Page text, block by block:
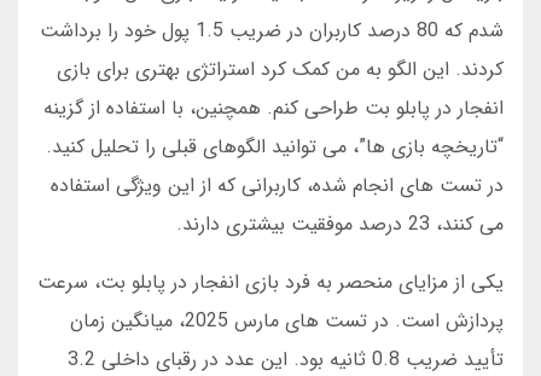
شدم که 80 درصد کاربران در ضریب 1.5 پول خود را برداشت
کردند. این الگو به من کمک کرد استراتژی بهتری برای بازی
انفجار در پابلو بت طراحی کنم. همچنین، با استفاده از گزینه
“تاریخچه بازی ها”، می توانید الگوهای قبلی را تحلیل کنید.
در تست های انجام شده، کاربرانی که از این ویژگی استفاده
می کنند، 23 درصد موفقیت بیشتری دارند.
یکی از مزایای منحصر به فرد بازی انفجار در پابلو بت، سرعت
پردازش است. در تست های مارس 2025، میانگین زمان
تأیید ضریب 0.8 ثانیه بود. این عدد در رقبای داخلی 3.2